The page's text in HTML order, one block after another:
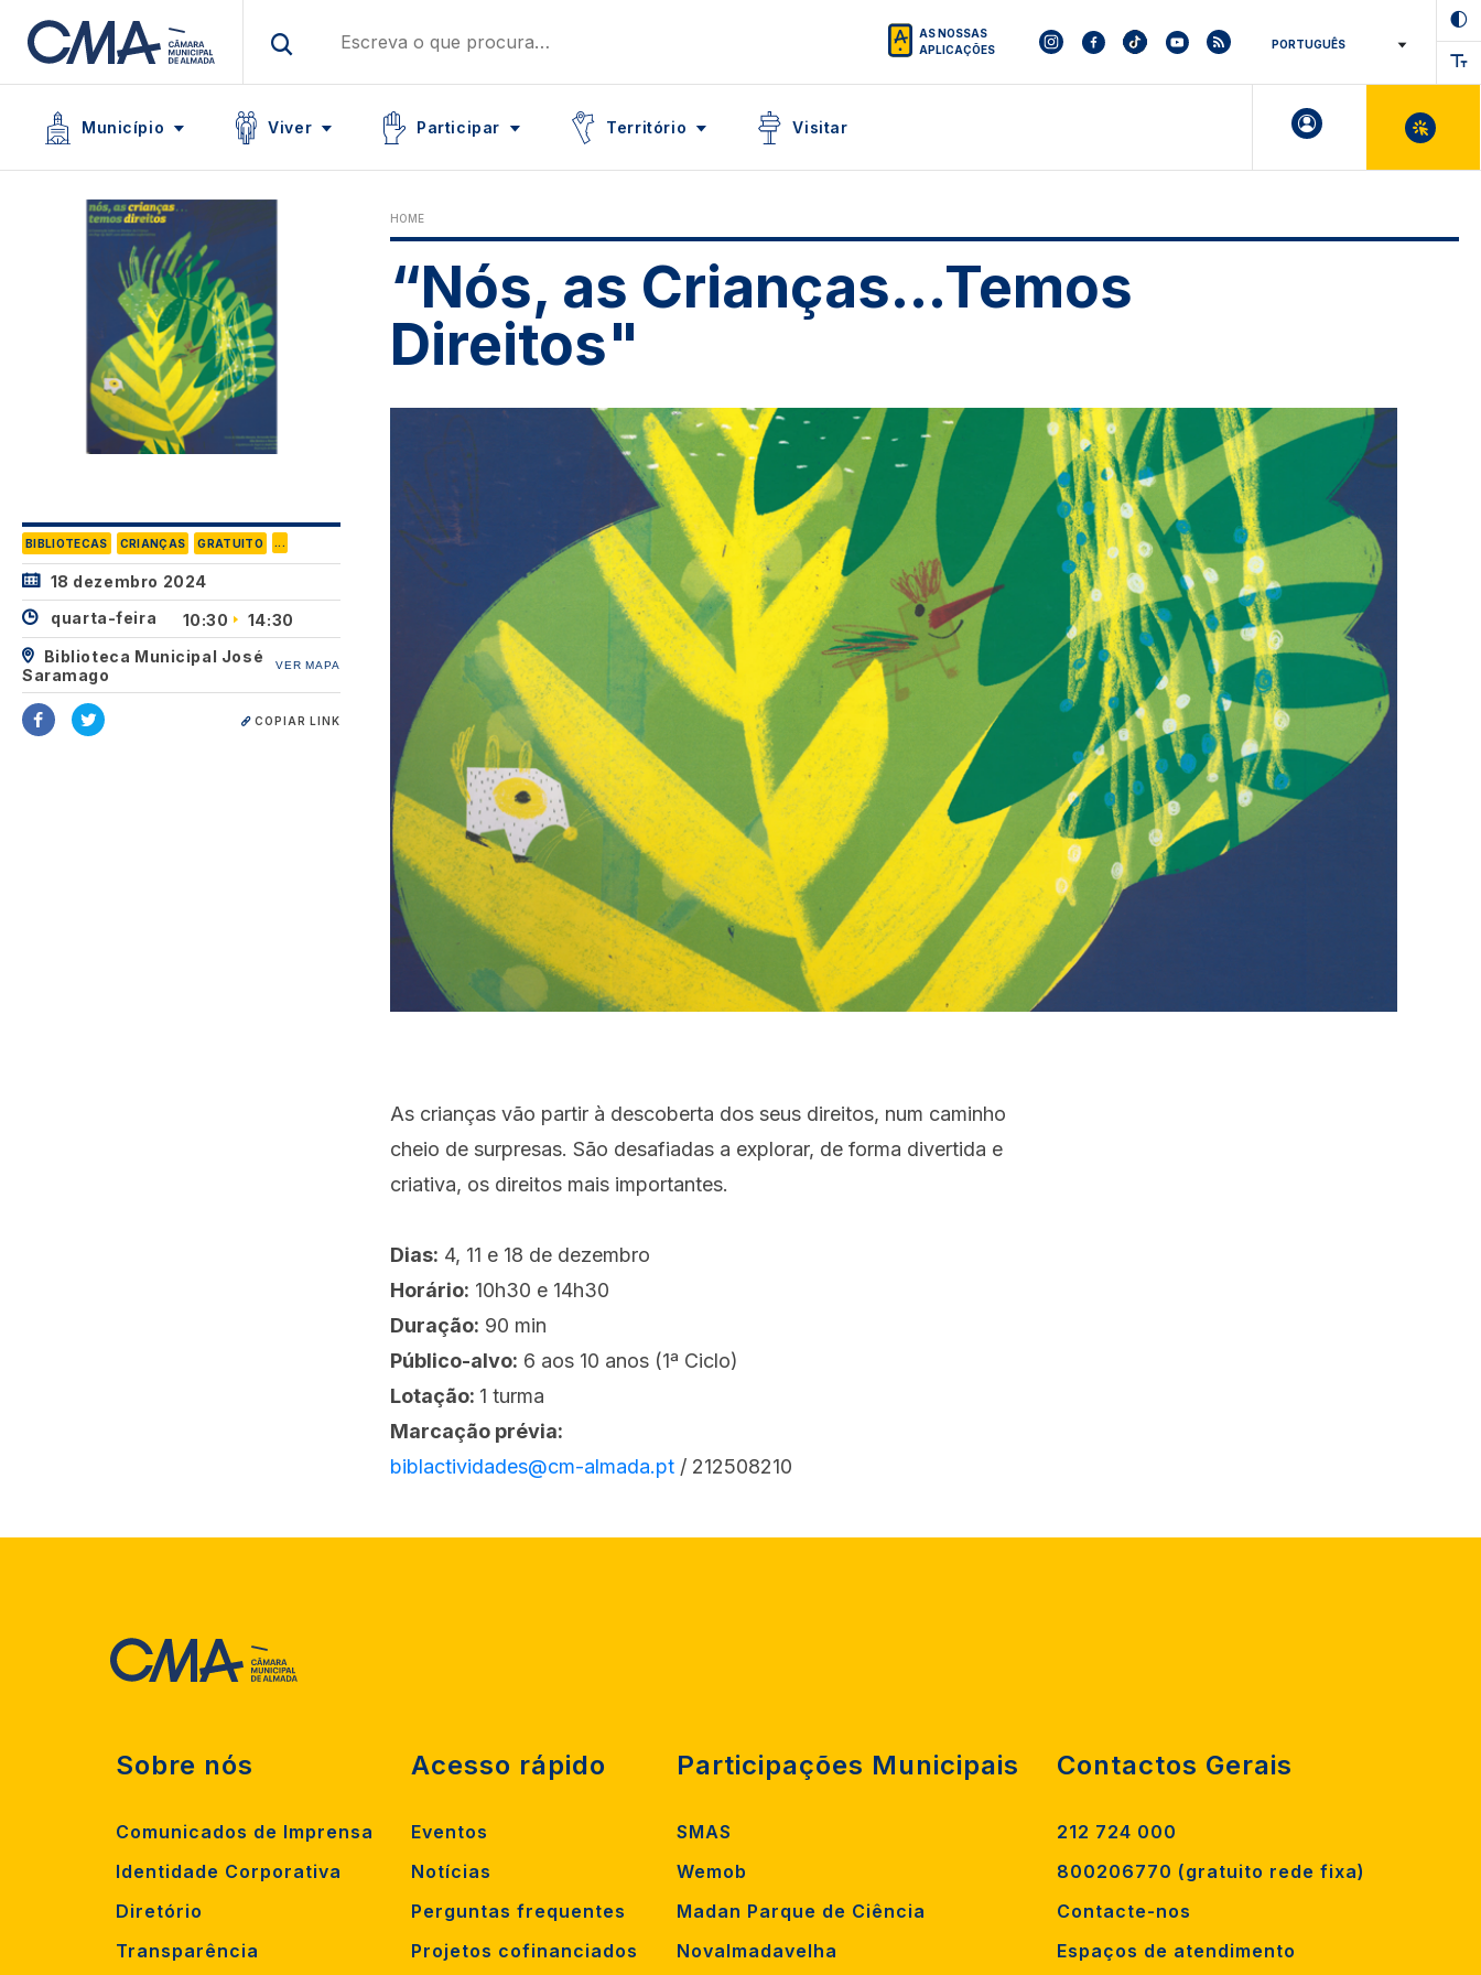
main
AS NOSSAS
APLICAÇÕES
Main navigation
Município
Icon Viver
Icon Participar
Icon Território
Icon Visitar
Icon
BIBLIOTECAS CRIANÇAS GRATUITO ...
18 dezembro 2024
quarta-feira
10:30
14:30
Biblioteca Municipal José
Saramago
VER MAPA
COPIAR LINK
HOME
“Nós, as Crianças...Temos
Direitos"
As crianças vão partir à descoberta dos seus direitos, num caminho
cheio de surpresas. São desafiadas a explorar, de forma divertida e
criativa, os direitos mais importantes.
Dias: 4, 11 e 18 de dezembro
Horário: 10h30 e 14h30
Duração: 90 min
Público-alvo: 6 aos 10 anos (1ª Ciclo)
Lotação: 1 turma
Marcação prévia:
biblactividades@cm-almada.pt/ 212508210
Sobre nós
Comunicados de Imprensa
Identidade Corporativa
Diretório
Transparência
Acesso rápido
Eventos
Notícias
Perguntas frequentes
Projetos cofinanciados
Participações Municipais
SMAS
Wemob
Madan Parque de Ciência
Novalmadavelha
Contactos Gerais
212 724 000
800206770 (gratuito rede fixa)
Contacte-nos
Espaços de atendimento